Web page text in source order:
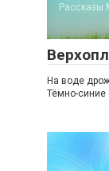
Рассказы
На воде
Тёмно-синие